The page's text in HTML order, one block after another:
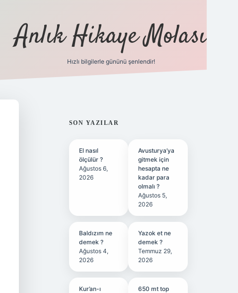
Anlık Hikaye Molası
Hızlı bilgilerle gününü şenlendir!
SIDEBAR
SON YAZILAR
El nasıl
ölçülür ?
Ağustos 6,
2026
Avusturya’ya
gitmek için
hesapta ne
kadar para
olmalı ?
Ağustos 5,
2026
Baldızım ne
demek ?
Ağustos 4,
2026
Yazok et ne
demek ?
Temmuz 29,
2026
Kur’an-ı
650 mt top